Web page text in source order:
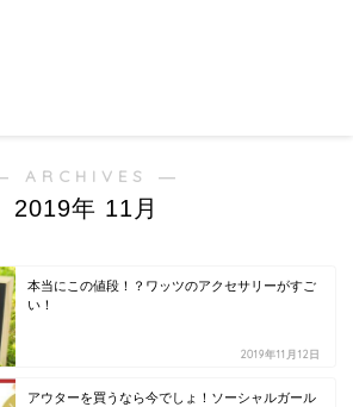
ARCHIVES ―
2019年 11月
本当にこの値段！？ワッツのアクセサリーがすご
い！
2019年11月12日
アウターを買うなら今でしょ！ソーシャルガール